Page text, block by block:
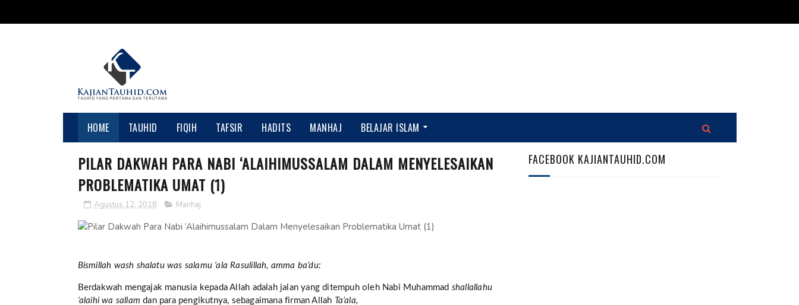
HOME TAUHID FIQIH TAFSIR HADITS MANHAJ BELAJAR ISLAM
PILAR DAKWAH PARA NABI ‘ALAIHIMUSSALAM DALAM MENYELESAIKAN
PROBLEMATIKA UMAT (1)
Agustus 12, 2018 Manhaj
Bismillah wash shalatu was salamu ‘ala Rasulillah, amma ba’du:
Berdakwah mengajak manusia kepada Allah adalah jalan yang ditempuh oleh Nabi Muhammad shallallahu
‘alaihi wa sallam dan para pengikutnya, sebagaimana firman Allah Ta’ala,
FACEBOOK KAJIANTAUHID.COM